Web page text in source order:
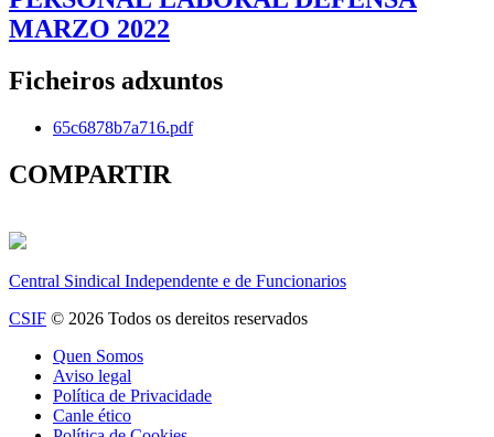
MARZO 2022
Ficheiros adxuntos
65c6878b7a716.pdf
COMPARTIR
Central Sindical Independente e de Funcionarios
CSIF © 2026 Todos os dereitos reservados
Quen Somos
Aviso legal
Política de Privacidade
Canle ético